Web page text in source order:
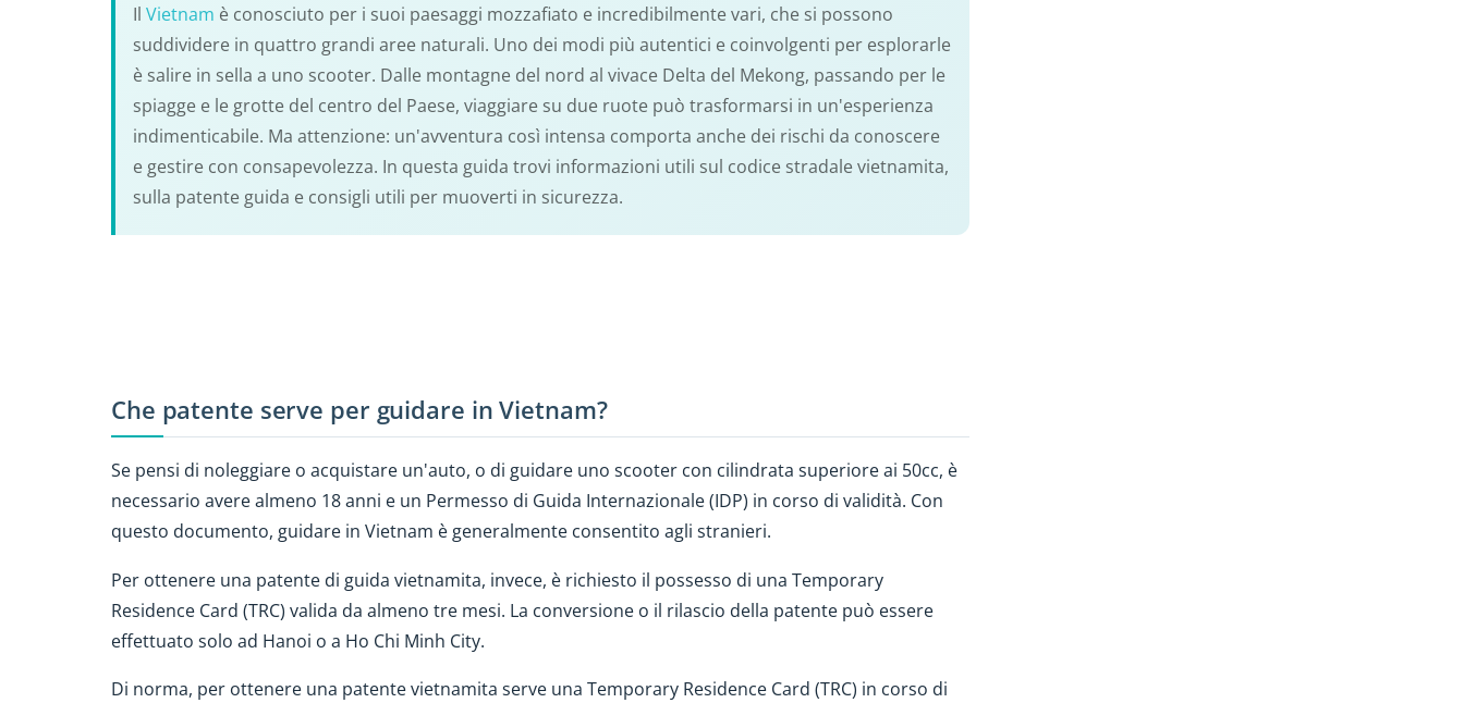
Il Vietnam è conosciuto per i suoi paesaggi mozzafiato e incredibilmente vari, che si possono
suddividere in quattro grandi aree naturali. Uno dei modi più autentici e coinvolgenti per esplorarle
è salire in sella a uno scooter. Dalle montagne del nord al vivace Delta del Mekong, passando per le
spiagge e le grotte del centro del Paese, viaggiare su due ruote può trasformarsi in un'esperienza
indimenticabile. Ma attenzione: un'avventura così intensa comporta anche dei rischi da conoscere
e gestire con consapevolezza. In questa guida trovi informazioni utili sul codice stradale vietnamita,
sulla patente guida e consigli utili per muoverti in sicurezza.
Che patente serve per guidare in Vietnam?
Se pensi di noleggiare o acquistare un'auto, o di guidare uno scooter con cilindrata superiore ai 50cc, è
necessario avere almeno 18 anni e un Permesso di Guida Internazionale (IDP) in corso di validità. Con
questo documento, guidare in Vietnam è generalmente consentito agli stranieri.
Per ottenere una patente di guida vietnamita, invece, è richiesto il possesso di una Temporary
Residence Card (TRC) valida da almeno tre mesi. La conversione o il rilascio della patente può essere
effettuato solo ad Hanoi o a Ho Chi Minh City.
Di norma, per ottenere una patente vietnamita serve una Temporary Residence Card (TRC) in corso di